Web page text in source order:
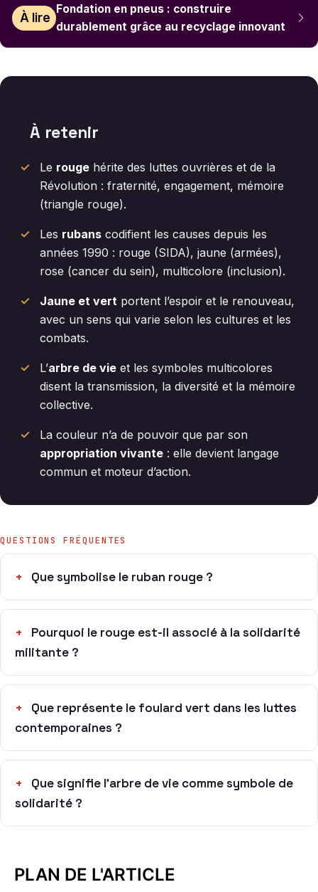
À lire
Fondation en pneus : construire
durablement grâce au recyclage innovant
À retenir
Le rouge hérite des luttes ouvrières et de la
Révolution : fraternité, engagement, mémoire
(triangle rouge).
Les rubans codifient les causes depuis les
années 1990 : rouge (SIDA), jaune (armées),
rose (cancer du sein), multicolore (inclusion).
Jaune et vert portent l’espoir et le renouveau,
avec un sens qui varie selon les cultures et les
combats.
L’arbre de vie et les symboles multicolores
disent la transmission, la diversité et la mémoire
collective.
La couleur n’a de pouvoir que par son
appropriation vivante : elle devient langage
commun et moteur d’action.
QUESTIONS FRÉQUENTES
Que symbolise le ruban rouge ?
Pourquoi le rouge est-il associé à la solidarité
militante ?
Que représente le foulard vert dans les luttes
contemporaines ?
Que signifie l’arbre de vie comme symbole de
solidarité ?
PLAN DE L'ARTICLE